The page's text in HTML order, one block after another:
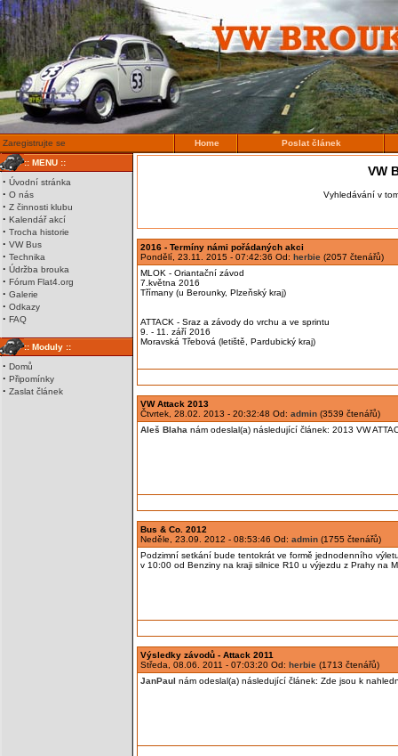
Zaregistrujte se Home
Poslat článek
:: MENU ::
· Úvodní stránka
· O nás
· Z činnosti klubu
· Kalendář akcí
· Trocha historie
· VW Bus
· Technika
· Údržba brouka
· Fórum Flat4.org
· Galerie
· Odkazy
· FAQ
:: Moduly ::
· Domů
· Připomínky
· Zaslat článek
VW
Vyhledávání v
2016 - Termíny námi pořádaných akci
Pondělí, 23.11. 2015 - 07:42:36 Od: herbie (2057 čtenářů)
MLOK - Oriantační závod
7.května 2016
Třímany (u Berounky, Plzeňský kraj)
ATTACK - Sraz a závody do vrchu a ve sprintu
9. - 11. září 2016
Moravská Třebová (letiště, Pardubický kraj)
VW Attack 2013
Čtvrtek, 28.02. 2013 - 20:32:48 Od: admin (3539 čtenářů)
Aleš Blaha nám odeslal(a) následující článek: 2013 VW
Bus & Co. 2012
Neděle, 23.09. 2012 - 08:53:46 Od: admin (1755 čtenářů)
Podzimní setkání bude tentokrát ve formě jednodenního
v 10:00 od Benziny na kraji silnice R10 u výjezdu z Prahy na
Výsledky závodů - Attack 2011
Středa, 08.06. 2011 - 07:03:20 Od: herbie (1713 čtenářů)
JanPaul nám odeslal(a) následující článek: Zde jsou k